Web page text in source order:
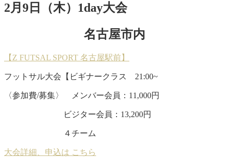
2月9日（木）1day大会
名古屋市内
【Z FUTSAL SPORT 名古屋駅前】
フットサル大会【ビギナークラス 21:00~
〈参加費/募集〉 メンバー会員：11,000円
ビジター会員：13,200円
４チーム
大会詳細、申込は こちら